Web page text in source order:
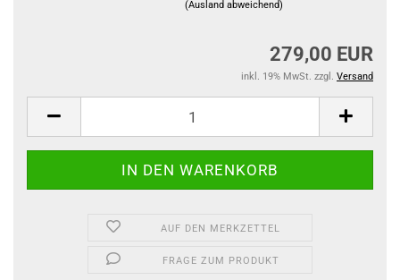
(Ausland abweichend)
279,00 EUR
inkl. 19% MwSt. zzgl. Versand
AUF DEN MERKZETTEL
FRAGE ZUM PRODUKT